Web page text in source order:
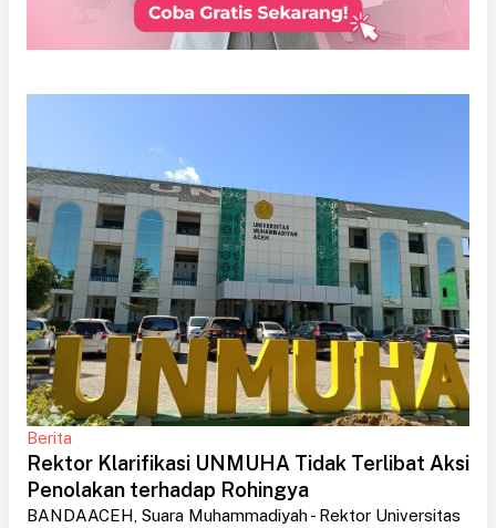
Berita
Rektor Klarifikasi UNMUHA Tidak Terlibat Aksi
Penolakan terhadap Rohingya
BANDAACEH, Suara Muhammadiyah - Rektor Universitas